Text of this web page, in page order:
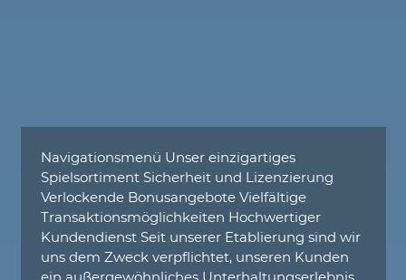
Navigationsmenü Unser einzigartiges
Spielsortiment Sicherheit und Lizenzierung
Verlockende Bonusangebote Vielfältige
Transaktionsmöglichkeiten Hochwertiger
Kundendienst Seit unserer Etablierung sind wir
uns dem Zweck verpflichtet, unseren Kunden